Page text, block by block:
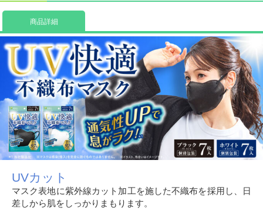
商品詳細
UVカット
マスク表地に紫外線カット加工を施した不織布を採用し、日
差しから肌をしっかりまもります。